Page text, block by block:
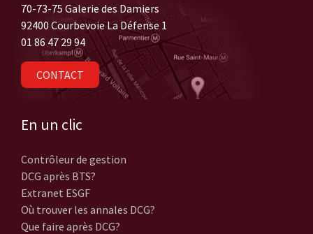
70-73-75 Galerie des Damiers
92400 Courbevoie La Défense 1
01 86 47 29 94
CONTACT
En un clic
Contrôleur de gestion
DCG après BTS?
Extranet ESGF
Où trouver les annales DCG?
Que faire après DCG?